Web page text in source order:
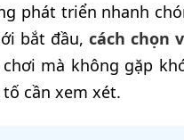
phát triển nhanh
bắt đầu,cách chọn
mà không gặp
cần xem xét.